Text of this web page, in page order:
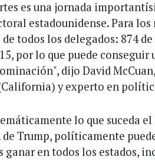
es una jornada
estadounidense. Para los
todos los delegados: 874
por lo que puede
dijo David
y experto en
lo que suceda
Trump, políticamente
ganar en todos los estados,